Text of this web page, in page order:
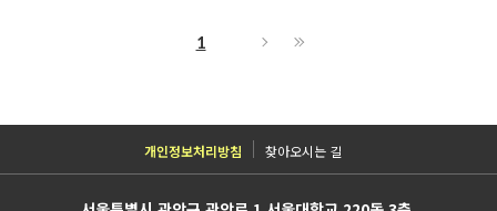
1
개인정보처리방침 찾아오시는 길